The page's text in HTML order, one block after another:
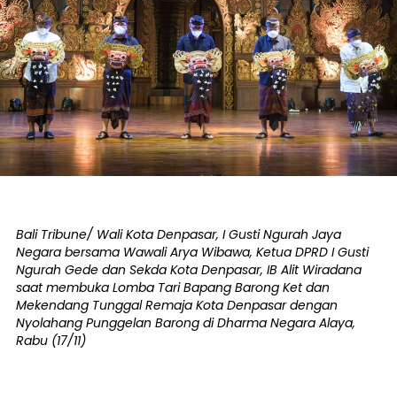
Bali Tribune/ Wali Kota Denpasar, I Gusti Ngurah Jaya
Negara bersama Wawali Arya Wibawa, Ketua DPRD I Gusti
Ngurah Gede dan Sekda Kota Denpasar, IB Alit Wiradana
saat membuka Lomba Tari Bapang Barong Ket dan
Mekendang Tunggal Remaja Kota Denpasar dengan
Nyolahang Punggelan Barong di Dharma Negara Alaya,
Rabu (17/11)